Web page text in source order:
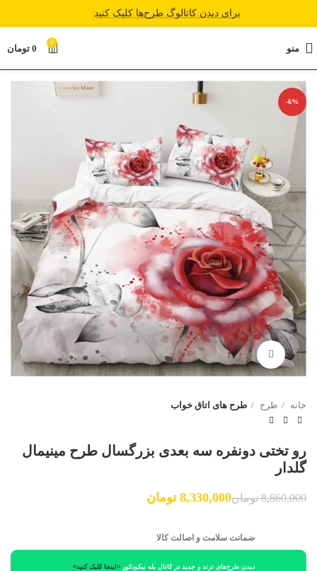
برای دیدن کاتالوگ طرح‌ها کلیک کنید
منو
0
0 تومان
-6%
برای بزرگنمایی کلیک کنید
خانه طرح طرح های اتاق خواب
رو تختی دونفره سه بعدی بزرگسال طرح مینیمال
گلدار
8,860,000 تومان8,330,000 تومان
ضمانت سلامت و اصالت کالا
دیدن طرح‌های ترند و جدید در کانال بله نیکودکور <اینجا کلیک کنید>